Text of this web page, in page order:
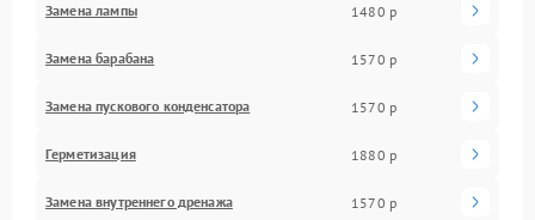
Замена лампы 1480 р
Замена барабана 1570 р
Замена пускового конденсатора 1570 р
Герметизация 1880 р
Замена внутреннего дренажа 1570 р